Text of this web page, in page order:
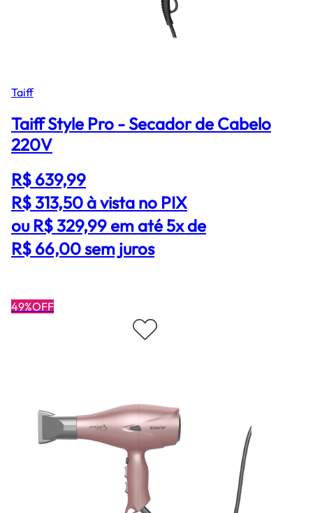
Taiff
Taiff Style Pro - Secador de Cabelo
220V
R$ 639,99
R$ 313,50à vista no PIX
ou R$ 329,99 em até 5x de
R$ 66,00 sem juros
49%OFF